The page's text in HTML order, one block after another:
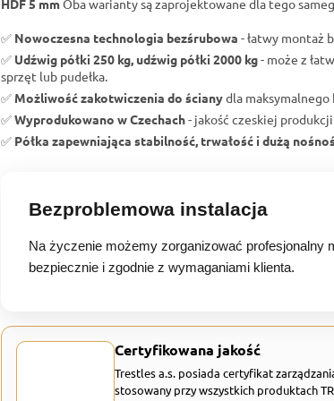
HDF 5 mmOba warianty są zaprojektowane dla tego
✅ Nowoczesna technologia bezśrubowa - łatwy montaż
✅ Udźwig półki 250 kg, udźwig półki 2000 kg- może z
sprzęt lub pudełka.
✅ Możliwość zakotwiczenia do ścianydla
✅Wyprodukowano w Czechach- jakość czeskiej
✅ Półka zapewniająca stabilność, trwałość i dużą
Bezproblemowa instalacja
Na życzenie możemy zorganizować profesjonalny
bezpiecznie i zgodnie z wymaganiami klienta.
Certyfikowana jakość
Trestles a.s. posiada certyfikat
stosowany przy wszystkich produktach